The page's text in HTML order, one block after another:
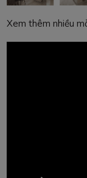
Xem thêm nhiều